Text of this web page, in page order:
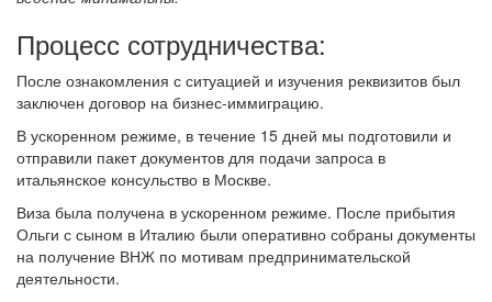
Процесс сотрудничества:
После ознакомления с ситуацией и изучения реквизитов был
заключен договор на бизнес-иммиграцию.
В ускоренном режиме, в течение 15 дней мы подготовили и
отправили пакет документов для подачи запроса в
итальянское консульство в Москве.
Виза была получена в ускоренном режиме. После прибытия
Ольги с сыном в Италию были оперативно собраны документы
на получение ВНЖ по мотивам предпринимательской
деятельности.